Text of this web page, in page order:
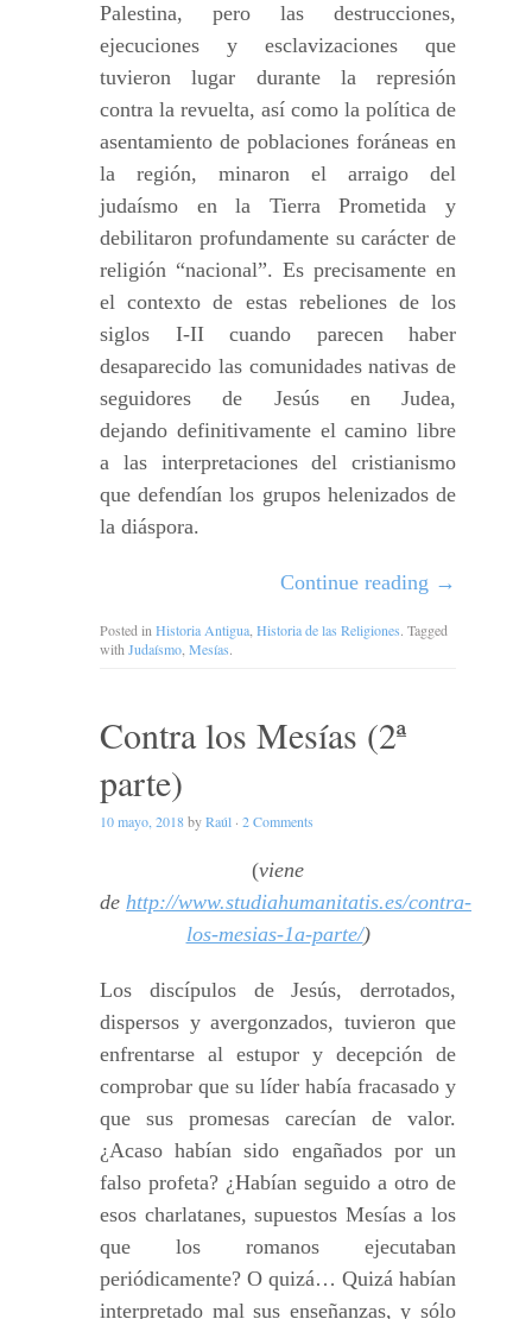
Palestina, pero las destrucciones,
ejecuciones y esclavizaciones que
tuvieron lugar durante la represión
contra la revuelta, así como la política de
asentamiento de poblaciones foráneas en
la región, minaron el arraigo del
judaísmo en la Tierra Prometida y
debilitaron profundamente su carácter de
religión “nacional”. Es precisamente en
el contexto de estas rebeliones de los
siglos I-II cuando parecen haber
desaparecido las comunidades nativas de
seguidores de Jesús en Judea,
dejando definitivamente el camino libre
a las interpretaciones del cristianismo
que defendían los grupos helenizados de
la diáspora.
Continue reading →
Posted in Historia Antigua Historia de las Religiones. Tagged
with Judaísmo Mesías.
Contra los Mesías (2ª
parte)
10 mayo, 2018byRaúl · 2 Comments
(viene
de http://www.studiahumanitatis.es/contra-
los-mesias-1a-parte/)
Los discípulos de Jesús, derrotados,
dispersos y avergonzados, tuvieron que
enfrentarse al estupor y decepción de
comprobar que su líder había fracasado y
que sus promesas carecían de valor.
¿Acaso habían sido engañados por un
falso profeta? ¿Habían seguido a otro de
esos charlatanes, supuestos Mesías a los
que los romanos ejecutaban
periódicamente? O quizá… Quizá habían
interpretado mal sus enseñanzas, y sólo